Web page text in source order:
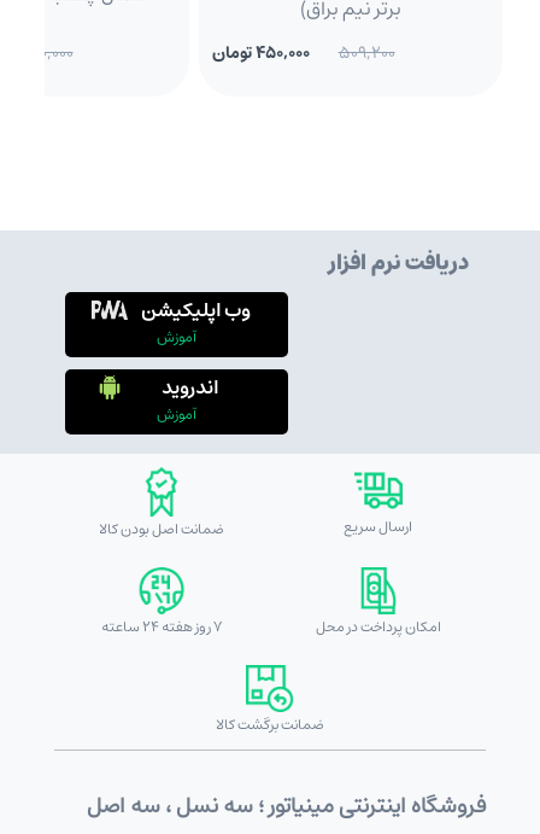
برتر نیم براق)
509,200 450,000 تومان 210,000
دریافت نرم افزار
وب اپلیکیشن
آموزش
اندروید
آموزش
ارسال سریع ضمانت اصل بودن کالا
امکان پرداخت در محل 7 روز هفته 24 ساعته
ضمانت برگشت کالا
فروشگاه اینترنتی مینیاتور ؛ سه نسل ، سه اصل